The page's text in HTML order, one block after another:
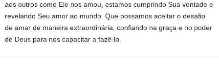
aos outros como Ele nos amou, estamos cumprindo Sua vontade e
revelando Seu amor ao mundo. Que possamos aceitar o desafio
de amar de maneira extraordinária, confiando na graça e no poder
de Deus para nos capacitar a fazê-lo.